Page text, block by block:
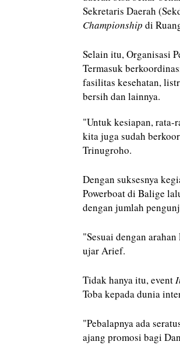
Sekretaris Daerah
Championship di
Selain itu, Organisasi
Termasuk
fasilitas kesehatan,
bersih dan lainnya.
"Untuk kesiapan, rata-
kita juga sudah
Trinugroho.
Dengan suksesnya
Powerboat di Balige
dengan jumlah
"Sesuai dengan
ujar Arief.
Tidak hanya itu, event
Toba kepada dunia
"Pebalapnya ada
ajang promosi bagi